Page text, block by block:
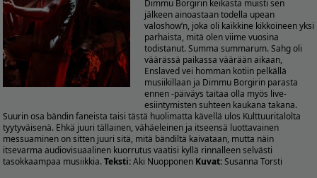
Dimmu Borgirin keikasta muisti sen
jälkeen ainoastaan todella upean
valoshow’n, joka oli kaikkine kikkoineen yksi
parhaista, mitä olen viime vuosina
todistanut. Summa summarum. Sahg oli
väärässä paikassa väärään aikaan,
Enslaved vei homman kotiin pelkällä
musiikillaan ja Dimmu Borgirin parasta
ennen -päiväys taitaa olla myös live-
esiintymisten suhteen kaukana takana.
Suurin osa bändin faneista taisi tästä huolimatta kävellä ulos Kulttuuritalolta
tyytyväisenä. Ehkä juuri tällainen, vähäeleinen ja itseensä luottavainen
messuaminen on sitten juuri sitä, mitä bändiltä kaivataan, mutta näin
itsevarma audiovisuaalinen kuorrutus vaatisi kyllä rinnalleen selvästi
tasokkaampaa musiikkia.Teksti:Aki Nuopponen Kuvat:Susanna Torsti